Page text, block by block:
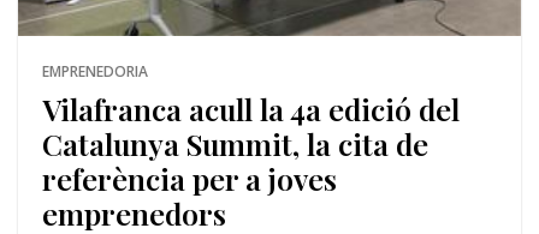
EMPRENEDORIA
Vilafranca acull la 4a edició del
Catalunya Summit, la cita de
referència per a joves
emprenedors